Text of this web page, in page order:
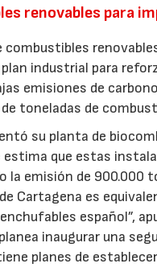
renovables para
combustibles
plan industrial para
emisiones de
toneladas de
su planta de
que estas
emisión de 900.000
Cartagena es
español”,
inaugurar una
planes de